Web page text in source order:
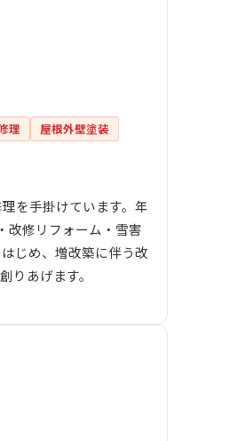
理 屋根外壁塗装
を手掛けています。年
改修リフォーム・雪害
じめ、増改築に伴う改
りあげます。